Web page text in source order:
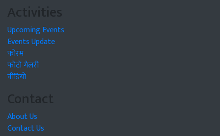
Activities
Upcoming Events
Events Update
फोरम
फोटो गैलरी
वीडियो
Contact
About Us
Contact Us